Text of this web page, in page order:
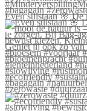
Even stilstaan 🌸 De
#zerowaste